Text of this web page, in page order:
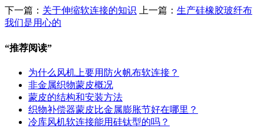
下一篇： 关于伸缩软连接的知识 上一篇： 生产硅橡胶玻纤布
我们是用心的
“推荐阅读”
为什么风机上要用防火帆布软连接？
非金属织物蒙皮概况
蒙皮的结构和安装方法
织物补偿器蒙皮比金属膨胀节好在哪里？
冷库风机软连接能用硅钛型的吗？